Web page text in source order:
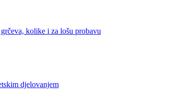
kolike i za lošu probavu
djelovanjem